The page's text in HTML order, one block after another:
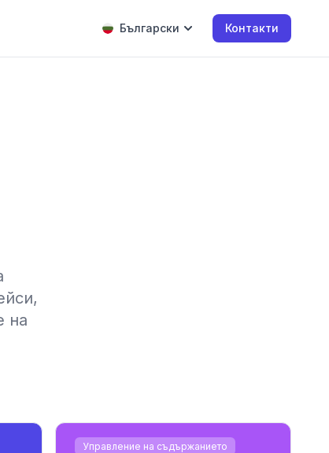
Български Контакти
на
Управление на съдържанието